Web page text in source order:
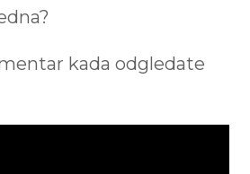
kada odgledate